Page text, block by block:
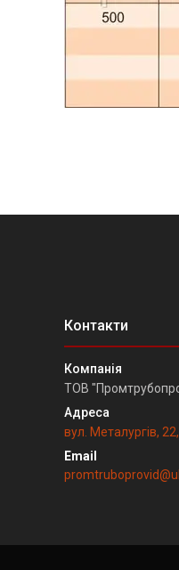
ТОВ
вул. Металургів,